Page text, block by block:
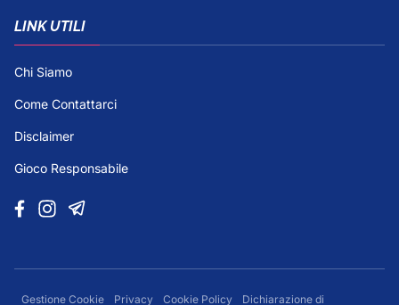
LINK UTILI
Chi Siamo
Come Contattarci
Disclaimer
Gioco Responsabile
Gestione Cookie Privacy Cookie Policy Dichiarazione di